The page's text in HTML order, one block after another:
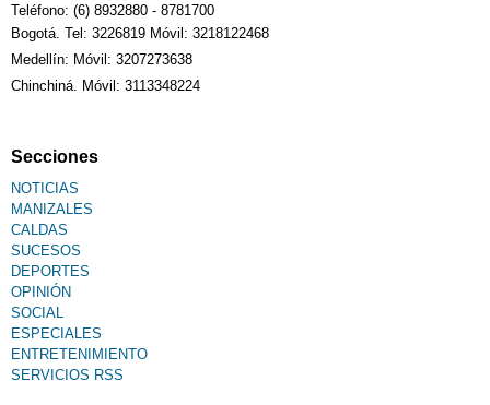
Sudoku
Teléfono: (6) 8932880 - 8781700
Bogotá. Tel: 3226819 Móvil: 3218122468
Medellín: Móvil: 3207273638
Chinchiná. Móvil: 3113348224
Secciones
NOTICIAS
MANIZALES
CALDAS
SUCESOS
DEPORTES
OPINIÓN
SOCIAL
ESPECIALES
ENTRETENIMIENTO
SERVICIOS RSS